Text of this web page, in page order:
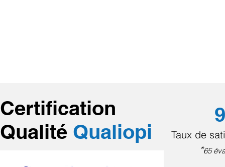
Certification
Qualité Qualiopi
Taux de
*65